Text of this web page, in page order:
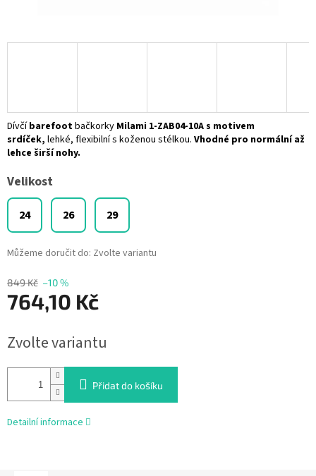
849 Kč –10 %
764,10 Kč
cena:
Zvolte variantu
Velikost
24 26 29
Můžeme doručit do: Zvolte variantu
Přidat do košíku
Dívčíbarefootbačkorky Milami 1-ZAB04-10A s motivem
srdíček, lehké, flexibilní s koženou stélkou. Vhodné pro normální až
lehce širší nohy.
Detailní informace